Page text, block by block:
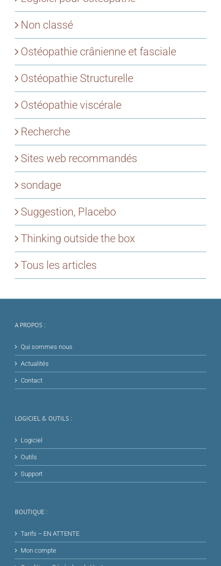
Non classé
Ostéopathie crânienne et fasciale
Ostéopathie Structurelle
Ostéopathie viscérale
Recherche
Sites web recommandés
sondage
Suggestion, Placebo
Thinking outside the box
Tous les articles
A PROPOS :
Qui sommes nous
Actualités
Contact
LOGICIEL & OUTILS :
Logiciel
Outils
Support
BOUTIQUE :
Tarifs – EN ATTENTE
Mon compte